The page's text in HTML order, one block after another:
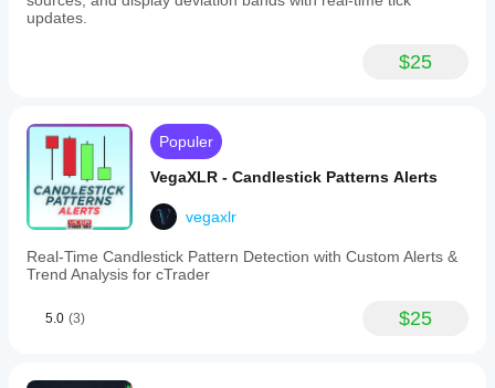
updates.
$25
Populer
VegaXLR - Candlestick Patterns Alerts
vegaxlr
Real-Time Candlestick Pattern Detection with Custom Alerts &
Trend Analysis for cTrader
5.0 (3) $25